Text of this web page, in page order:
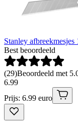
Stanley afbreekmesjes
Best beoordeeld
(29)Beoordeeld met
6.99
Prijs: 6.99 euro